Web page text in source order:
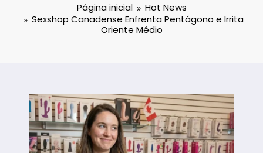
Página inicial
Hot News
Sexshop Canadense Enfrenta Pentágono e Irrita
Oriente Médio